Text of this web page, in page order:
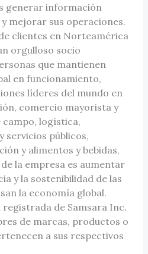
generar información
mejorar sus operaciones.
clientes en Norteamérica
orgulloso socio
que mantienen
en funcionamiento,
líderes del mundo en
comercio mayorista y
logística,
servicios públicos,
y alimentos y bebidas,
la empresa es aumentar
y la sostenibilidad de las
la economía global.
registrada de Samsara Inc.
de marcas, productos o
a sus respectivos